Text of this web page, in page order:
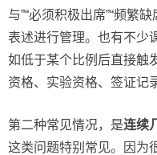
与”“必须积极出席”“频繁
表述进行管理。也有不少
如低于某个比例后直接触
资格、实验资格、签证记
第二种常见情况，是连续
这类问题特别常见。因为